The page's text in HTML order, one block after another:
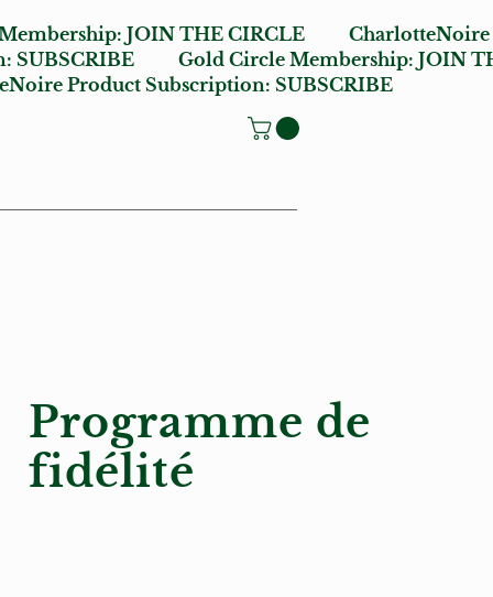
JOIN THE CIRCLE
SUBSCRIBE Gold Circle Membership:JOIN
Product Subscription:SUBSCRIBE
Programme de
fidélité